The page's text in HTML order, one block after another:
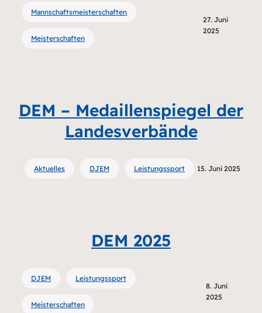
Mannschaftsmeisterschaften
Meisterschaften
27. Juni
2025
DEM – Medaillenspiegel der
Landesverbände
Aktuelles DJEM Leistungssport 15. Juni 2025
DEM 2025
DJEM Leistungssport
Meisterschaften
8. Juni
2025